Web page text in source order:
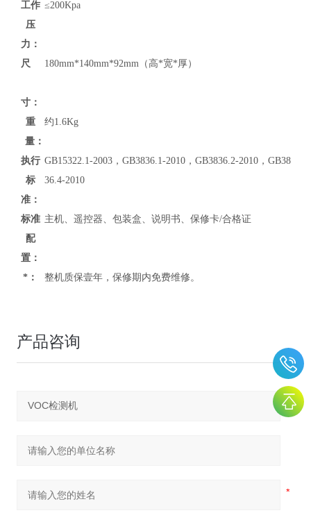
工作
压
力：
≤200Kpa
尺
寸：
180mm*140mm*92mm（高*宽*厚）
重
量：
约1.6Kg
执行
标
准：
GB15322.1-2003，GB3836.1-2010，GB3836.2-2010，GB38
36.4-2010
标准
配
置：
主机、遥控器、包装盒、说明书、保修卡/合格证
*： 整机质保壹年，保修期内免费维修。
产品咨询